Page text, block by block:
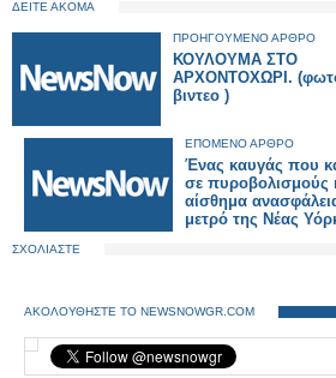
ΔΕΙΤΕ ΑΚΟΜΑ
ΠΡΟΗΓΟΥΜΕΝΟ ΑΡΘΡΟ
ΚΟΥΛΟΥΜΑ ΣΤΟ
ΑΡΧΟΝΤΟΧΩΡΙ.
βιντεο )
ΕΠΟΜΕΝΟ ΑΡΘΡΟ
Ένας καυγάς που
σε πυροβολισμούς
αίσθημα
μετρό της Νέας
ΣΧΟΛΙΑΣΤΕ
ΑΚΟΛΟΥΘΗΣΤΕ ΤΟ NEWSNOWGR.COM